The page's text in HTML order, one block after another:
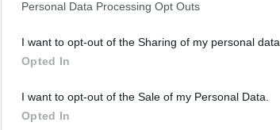
Personal Data Processing Opt Outs
I want to opt-out of the Sharing of my personal data.
Opted In
I want to opt-out of the Sale of my Personal Data.
Opted In
Logistics - Αποθήκη - Μεταφορές
ΘΕΡΜΗ | ΘΕΣΣΑΛΟΝΙΚΗ
1200 € ανά μήνα μικτά